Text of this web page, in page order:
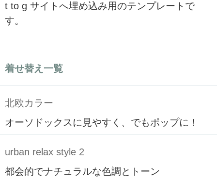
t to g サイトへ埋め込み用のテンプレートで
す。
着せ替え一覧
北欧カラー
オーソドックスに見やすく、でもポップに！
urban relax style 2
都会的でナチュラルな色調とトーン